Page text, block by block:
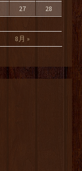
8月 »
27
28